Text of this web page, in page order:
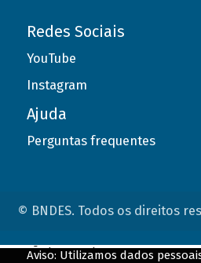
Redes Sociais
YouTube
Instagram
Ajuda
Perguntas frequentes
© BNDES. Todos os direitos
Aviso: Utilizamos dados
ConteÃºdo complementar